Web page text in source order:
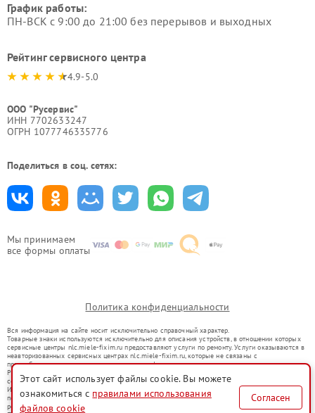
Мы принимаем
все формы оплаты
График работы:
ПН-ВСК с 9:00 до 21:00 без перерывов и выходных
Рейтинг сервисного центра
4.9-5.0
ООО "Русервис"
ИНН 7702633247
ОГРН 1077746335776
Поделиться в соц. сетях:
Политика конфиденциальности
Вся информация на сайте носит исключительно справочный характер.
Товарные знаки используются исключительно для описания устройств, в отношении которых
сервисные центры nlc.miele-fixim.ru предоставляют услуги по ремонту. Услуги оказываются в
неавторизованных сервисных центрах nlc.miele-fixim.ru, которые не связаны с
правообладателями товарных знаков или их официальными представителями.
Ремонт осуществляется для устройств, уже введенных в гражданский оборот в соответствии
со статьей 1487 ГК РФ.
Использование товарных знаков не преследует цели индивидуализации услуг или введения
потребителей в заблуждение, а служит для информирования о предоставляемых услугах по
ремонту техники указанных брендов.
Этот сайт использует файлы cookie. Вы можете
ознакомиться с правилами использования
файлов cookie
Согласен